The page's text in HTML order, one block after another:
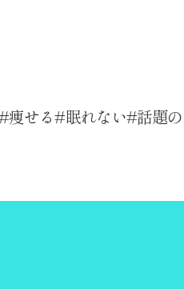
痩せる 眠れない 話題